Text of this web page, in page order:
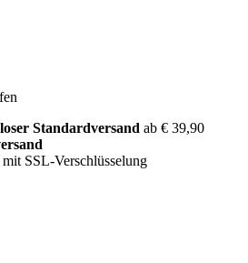
Standardversand ab € 39,90
mit SSL-Verschlüsselung